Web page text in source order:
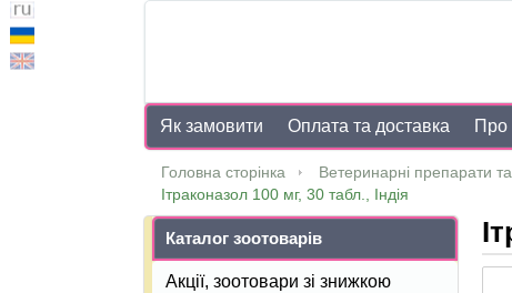
Як замовити Оплата та доставка Про
Головна сторінка Ветеринарні препарати
Ітраконазол 100 мг, 30 табл., Індія
Каталог зоотоварів
Акції, зоотовари зі знижкою